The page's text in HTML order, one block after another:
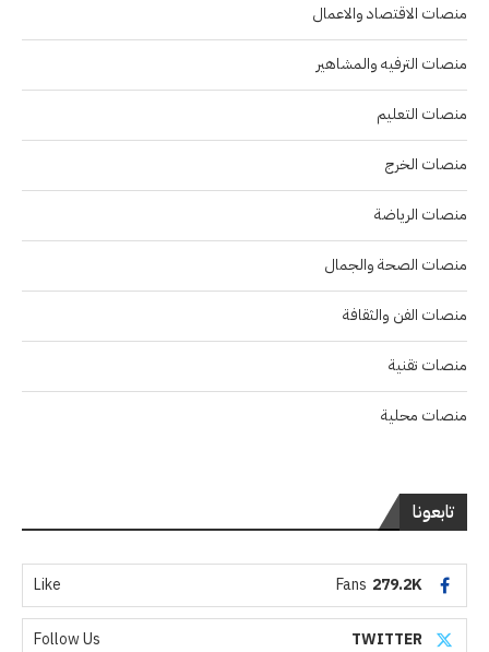
منصات الاقتصاد والاعمال
منصات الترفيه والمشاهير
منصات التعليم
منصات الخرج
منصات الرياضة
منصات الصحة والجمال
منصات الفن والثقافة
منصات تقنية
منصات محلية
تابعونا
279.2K
Fans
Like
TWITTER
Follow Us